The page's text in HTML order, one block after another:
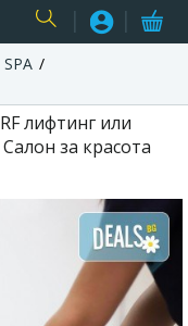
лифтинг или
за красота